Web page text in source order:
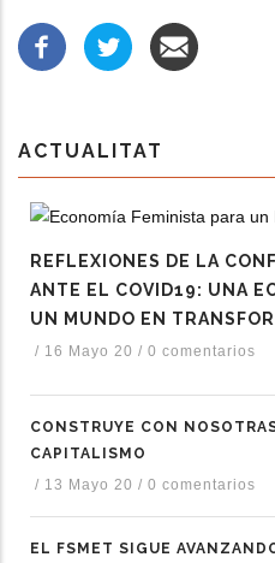
ACTUALITAT
REFLEXIONES DE LA
ANTE EL COVID19: UNA
UN MUNDO EN
/ 16 Mayo 20 / 0 comentarios
CONSTRUYE CON
CAPITALISMO
/ 13 Mayo 20 / 0 comentarios
EL FSMET SIGUE